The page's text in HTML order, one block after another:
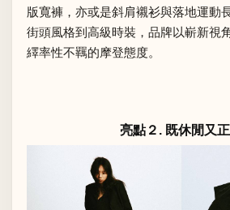
版寬褲，亦或是斜肩襯衫與落地運動
街頭風格到高級時裝，品牌以嶄新視
繹率性不羈的摩登態度。
亮點２. 既休閒又